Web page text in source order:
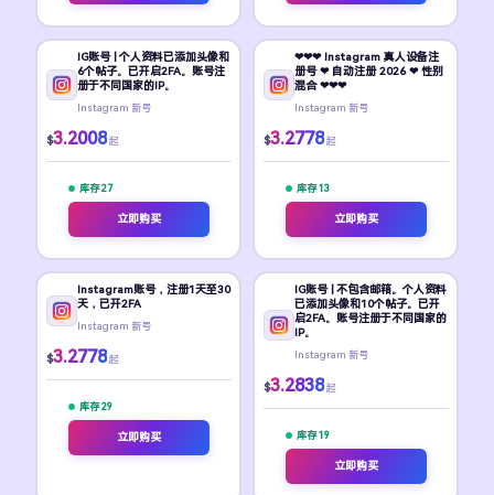
IG账号 | 个人资料已添加头像和
6个帖子。已开启2FA。账号注
册于不同国家的IP。
Instagram 新号
$3.2008 起
库存 27
立即购买
❤❤❤ Instagram 真人设备注
册号 ❤ 自动注册 2026 ❤ 性别
混合 ❤❤❤
Instagram 新号
$3.2778 起
库存 13
立即购买
Instagram账号，注册1天至30
天，已开2FA
Instagram 新号
$3.2778 起
库存 29
立即购买
IG账号 | 不包含邮箱。个人资料
已添加头像和10个帖子。已开
启2FA。账号注册于不同国家的
IP。
Instagram 新号
$3.2838 起
库存 19
立即购买